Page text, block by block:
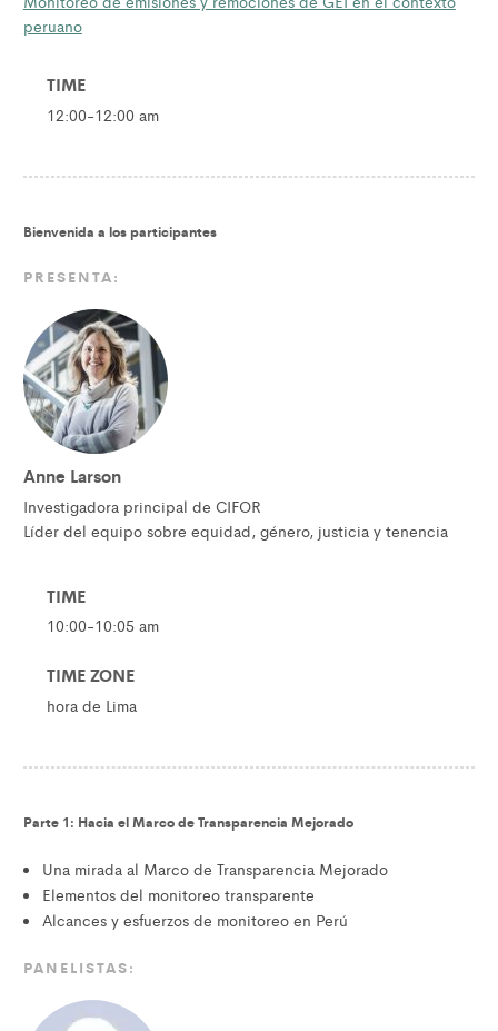
peruano
TIME
12:00-12:00 am
Bienvenida a los participantes
PRESENTA:
Anne Larson
Investigadora principal de CIFOR
Líder del equipo sobre equidad, género, justicia y tenencia
TIME
10:00-10:05 am
TIME ZONE
hora de Lima
Parte 1: Hacia el Marco de Transparencia Mejorado
Una mirada al Marco de Transparencia Mejorado
Elementos del monitoreo transparente
Alcances y esfuerzos de monitoreo en Perú
PANELISTAS: